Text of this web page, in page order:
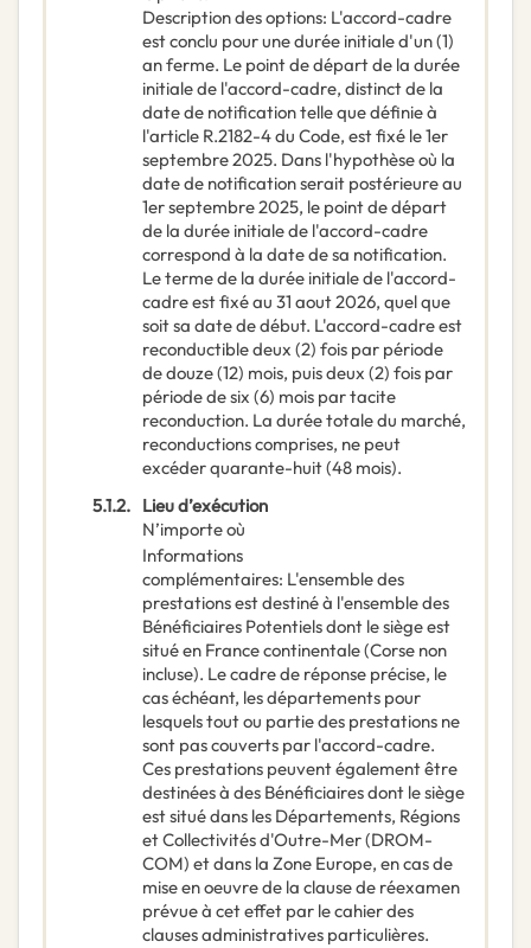
Description des options: L'accord-cadre
est conclu pour une durée initiale d'un (1)
an ferme. Le point de départ de la durée
initiale de l'accord-cadre, distinct de la
date de notification telle que définie à
l'article R.2182-4 du Code, est fixé le 1er
septembre 2025. Dans l'hypothèse où la
date de notification serait postérieure au
1er septembre 2025, le point de départ
de la durée initiale de l'accord-cadre
correspond à la date de sa notification.
Le terme de la durée initiale de l'accord-
cadre est fixé au 31 aout 2026, quel que
soit sa date de début. L'accord-cadre est
reconductible deux (2) fois par période
de douze (12) mois, puis deux (2) fois par
période de six (6) mois par tacite
reconduction. La durée totale du marché,
reconductions comprises, ne peut
excéder quarante-huit (48 mois).
5.1.2. Lieu d’exécution
N’importe où
Informations
complémentaires: L'ensemble des
prestations est destiné à l'ensemble des
Bénéficiaires Potentiels dont le siège est
situé en France continentale (Corse non
incluse). Le cadre de réponse précise, le
cas échéant, les départements pour
lesquels tout ou partie des prestations ne
sont pas couverts par l'accord-cadre.
Ces prestations peuvent également être
destinées à des Bénéficiaires dont le siège
est situé dans les Départements, Régions
et Collectivités d'Outre-Mer (DROM-
COM) et dans la Zone Europe, en cas de
mise en oeuvre de la clause de réexamen
prévue à cet effet par le cahier des
clauses administratives particulières.